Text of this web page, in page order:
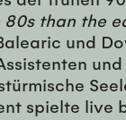
than the
und
spielte live